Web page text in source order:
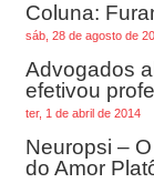
Coluna:
sáb, 28 de agosto de
Advogados
efetivou
ter, 1 de abril de 2014
Neuropsi –
do Amor